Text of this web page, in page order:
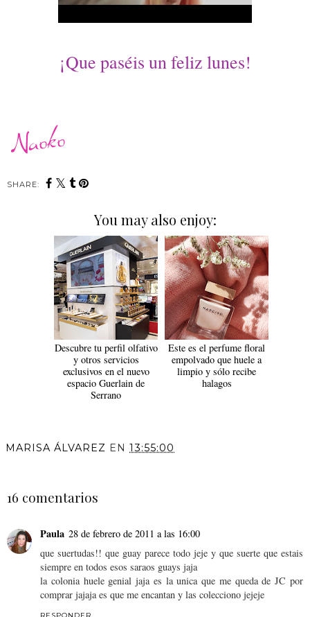
¡Que paséis un feliz lunes!
SHARE:
You may also enjoy:
Descubre tu perfil olfativo
y otros servicios
exclusivos en el nuevo
espacio Guerlain de
Serrano
Este es el perfume floral
empolvado que huele a
limpio y sólo recibe
halagos
MARISA ÁLVAREZ EN 13:55:00
16 comentarios
Paula 28 de febrero de 2011 a las 16:00
que suertudas!! que guay parece todo jeje y que suerte que estais
siempre en todos esos saraos guays jaja
la colonia huele genial jaja es la unica que me queda de JC por
comprar jajaja es que me encantan y las colecciono jejeje